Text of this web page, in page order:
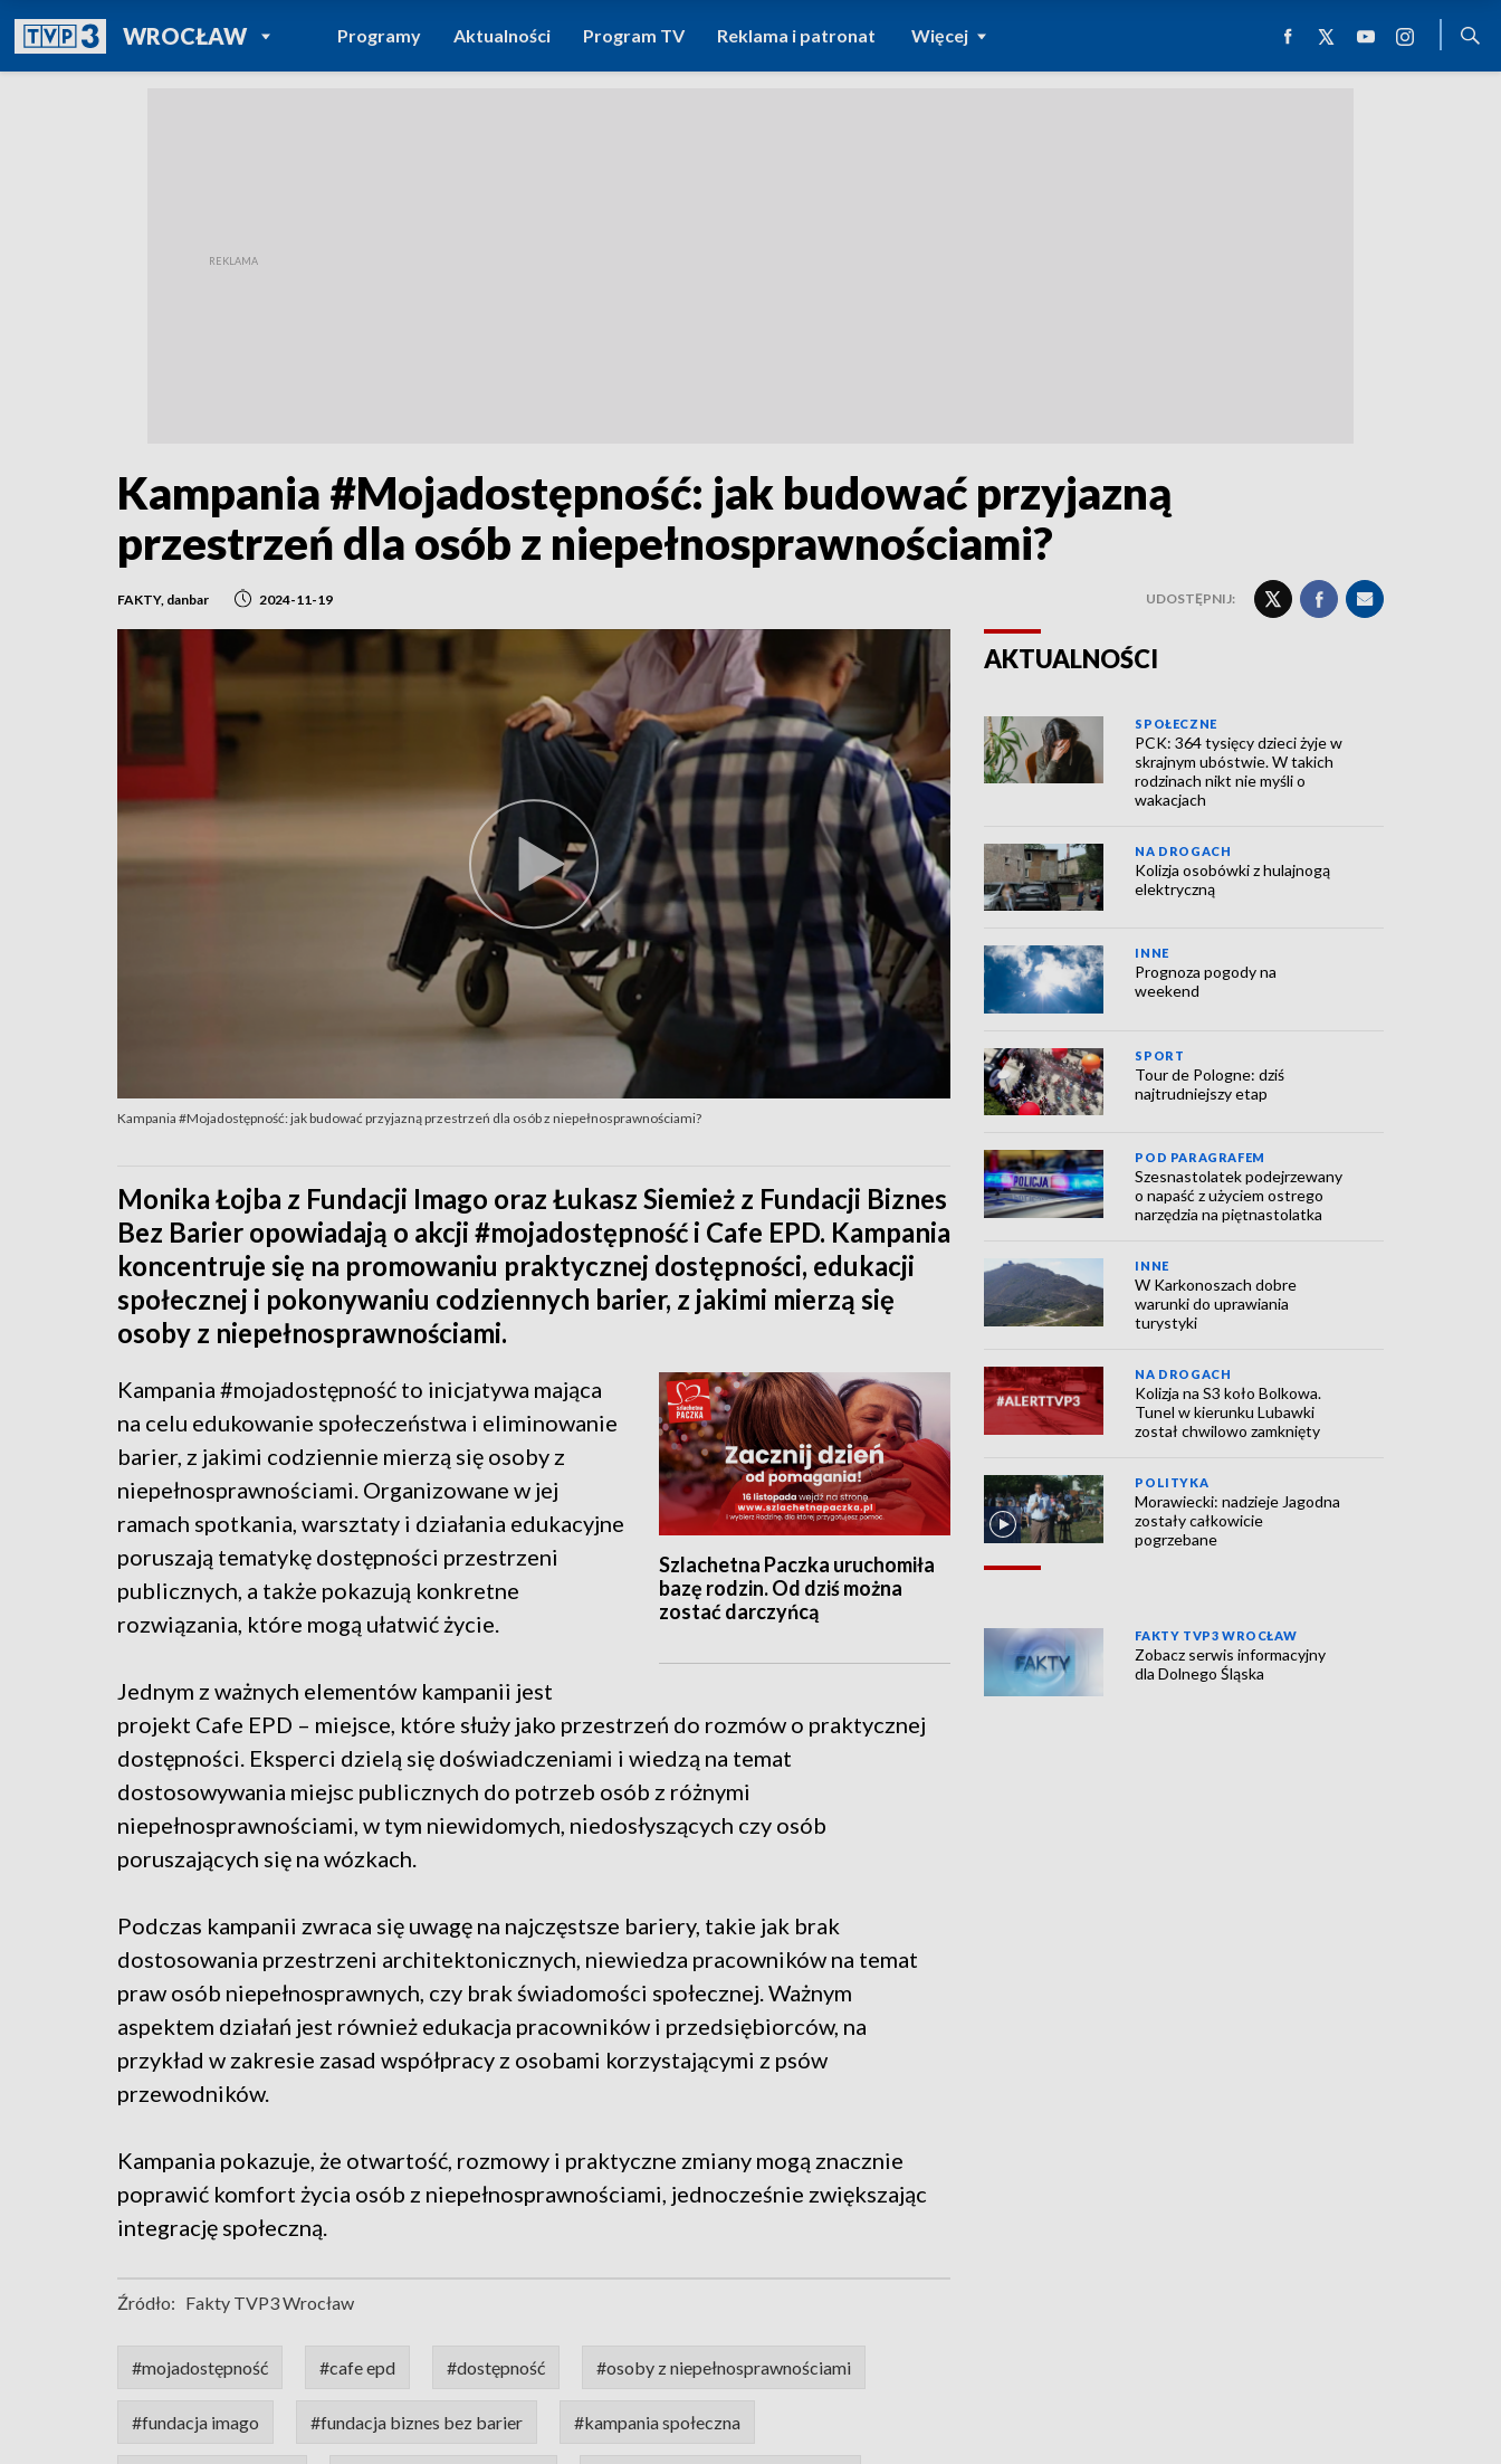
WROCŁAWPOWRÓT DO
TVP REGIONY
Programy Aktualności Program TV Reklama i patronat Więcej
Kampania #Mojadostępność: jak budować przyjazną
przestrzeń dla osób z niepełnosprawnościami?
FAKTY, danbar 2024-11-19 UDOSTĘPNIJ:
Kampania #Mojadostępność: jak budować przyjazną przestrzeń dla osób z niepełnosprawnościami?
Monika Łojba z Fundacji Imago oraz Łukasz Siemież z Fundacji Biznes
Bez Barier opowiadają o akcji #mojadostępność i Cafe EPD. Kampania
koncentruje się na promowaniu praktycznej dostępności, edukacji
społecznej i pokonywaniu codziennych barier, z jakimi mierzą się
osoby z niepełnosprawnościami.
Szlachetna Paczka uruchomiła
bazę rodzin. Od dziś można
zostać darczyńcą
Kampania #mojadostępność to inicjatywa mająca
na celu edukowanie społeczeństwa i eliminowanie
barier, z jakimi codziennie mierzą się osoby z
niepełnosprawnościami. Organizowane w jej
ramach spotkania, warsztaty i działania edukacyjne
poruszają tematykę dostępności przestrzeni
publicznych, a także pokazują konkretne
rozwiązania, które mogą ułatwić życie.
Jednym z ważnych elementów kampanii jest
projekt Cafe EPD – miejsce, które służy jako przestrzeń do rozmów o praktycznej
dostępności. Eksperci dzielą się doświadczeniami i wiedzą na temat
dostosowywania miejsc publicznych do potrzeb osób z różnymi
niepełnosprawnościami, w tym niewidomych, niedosłyszących czy osób
poruszających się na wózkach.
Podczas kampanii zwraca się uwagę na najczęstsze bariery, takie jak brak
dostosowania przestrzeni architektonicznych, niewiedza pracowników na temat
praw osób niepełnosprawnych, czy brak świadomości społecznej. Ważnym
aspektem działań jest również edukacja pracowników i przedsiębiorców, na
przykład w zakresie zasad współpracy z osobami korzystającymi z psów
przewodników.
Kampania pokazuje, że otwartość, rozmowy i praktyczne zmiany mogą znacznie
poprawić komfort życia osób z niepełnosprawnościami, jednocześnie zwiększając
integrację społeczną.
Źródło: Fakty TVP3 Wrocław
#mojadostępność #cafe epd #dostępność #osoby z niepełnosprawnościami
#fundacja imago #fundacja biznes bez barier #kampania społeczna
AKTUALNOŚCI
SPOŁECZNE
PCK: 364 tysięcy dzieci żyje w
skrajnym ubóstwie. W takich
rodzinach nikt nie myśli o
wakacjach
NA DROGACH
Kolizja osobówki z hulajnogą
elektryczną
INNE
Prognoza pogody na
weekend
SPORT
Tour de Pologne: dziś
najtrudniejszy etap
POD PARAGRAFEM
Szesnastolatek podejrzewany
o napaść z użyciem ostrego
narzędzia na piętnastolatka
INNE
W Karkonoszach dobre
warunki do uprawiania
turystyki
NA DROGACH
Kolizja na S3 koło Bolkowa.
Tunel w kierunku Lubawki
został chwilowo zamknięty
POLITYKA
Morawiecki: nadzieje Jagodna
zostały całkowicie
pogrzebane
FAKTY TVP3 WROCŁAW
Zobacz serwis informacyjny
dla Dolnego Śląska